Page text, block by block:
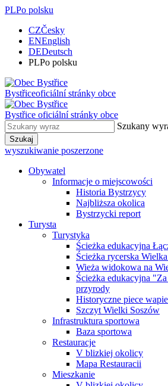
PLPo polsku
CZČesky
ENEnglish
DEDeutsch
PLPo polsku
Bystřiceoficiální stránky obce
Bystřice oficiální stránky obce
Szukany
Szukaj
wyszukiwanie poszerzone
Obywatel
Informacje o miejscowości
Historia Bystrzycy
Najbliższa okolica
Bystrzycki report
Turysta
Turystyka
Ścieżka edukacyjna
Ścieżka rycerska
Wieża widokowa na
Ścieżka edukacyjna
przyrody
Historyczne piece
Szczyt Wielki Soszów
Infrastruktura sportowa
Baza sportowa
Restauracje
V blizkiej okolicy
Mapa Restauracii
Mieszkanie